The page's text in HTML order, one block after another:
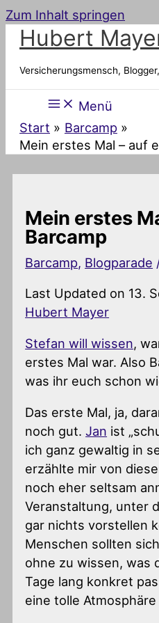
Zum Inhalt springen
Hubert
Versicherungsmensch,
Menü
Start
Barcamp
Mein erstes Mal – auf
Mein erstes
Barcamp
Barcamp, Blogparade
Last Updated on 13.
Hubert Mayer
Stefan will wissen,
erstes Mal war. Also
was ihr euch schon
Das erste Mal, ja,
noch gut.Jan ist
ich ganz gewaltig in
erzählte mir von
noch eher seltsam
Veranstaltung, unter
gar nichts vorstellen
Menschen sollten
ohne zu wissen, was
Tage lang konkret
eine tolle